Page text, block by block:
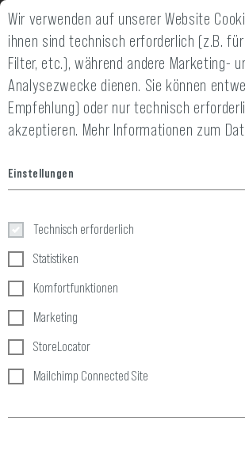
2 JAHRE GEWÄHRLEISTUNG
Half Finger Shooting
Wir verwenden auf unserer Website
ihnen sind technisch erforderlich (z.B. für
Filter, etc.), während andere Marketing-
Analysezwecke dienen. Sie können
Empfehlung) oder nur technisch
akzeptieren. Mehr Informationen zum
Einstellungen
Technisch erforderlich
Statistiken
Komfortfunktionen
Marketing
StoreLocator
Mailchimp Connected Site